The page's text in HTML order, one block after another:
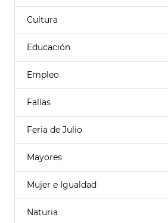
Cultura
Educación
Empleo
Fallas
Feria de Julio
Mayores
Mujer e Igualdad
Naturia